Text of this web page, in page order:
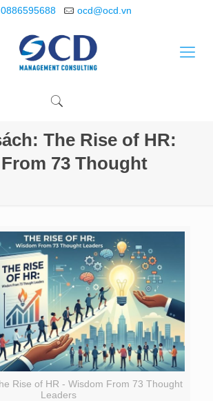
0886595688 ocd@ocd.vn
The Rise of HR:
73 Thought
Rise of HR - Wisdom From 73 Thought
Leaders